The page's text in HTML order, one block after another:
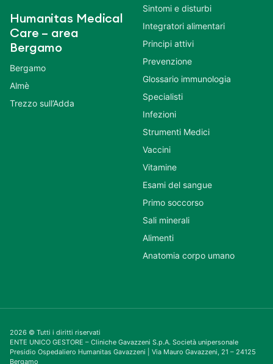
Humanitas Medical
Care – area
Bergamo
Bergamo
Almè
Trezzo sull’Adda
Sintomi e disturbi
Integratori alimentari
Principi attivi
Prevenzione
Glossario immunologia
Specialisti
Infezioni
Strumenti Medici
Vaccini
Vitamine
Esami del sangue
Primo soccorso
Sali minerali
Alimenti
Anatomia corpo umano
2026 © Tutti i diritti riservati
ENTE UNICO GESTORE – Cliniche Gavazzeni S.p.A. Società unipersonale
Presidio Ospedaliero Humanitas Gavazzeni | Via Mauro Gavazzeni, 21 – 24125
Bergamo